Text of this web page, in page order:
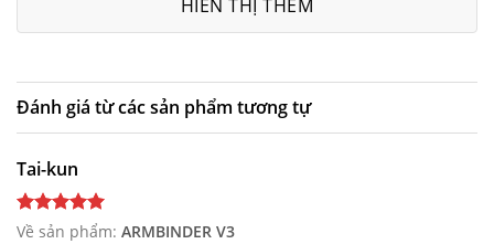
HIỂN THỊ THÊM
Đánh giá từ các sản phẩm tương tự
Tai-kun
Về sản phẩm: ARMBINDER V3